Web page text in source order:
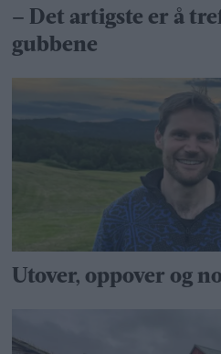
– Det artigste er å
gubbene
Utover, oppover og